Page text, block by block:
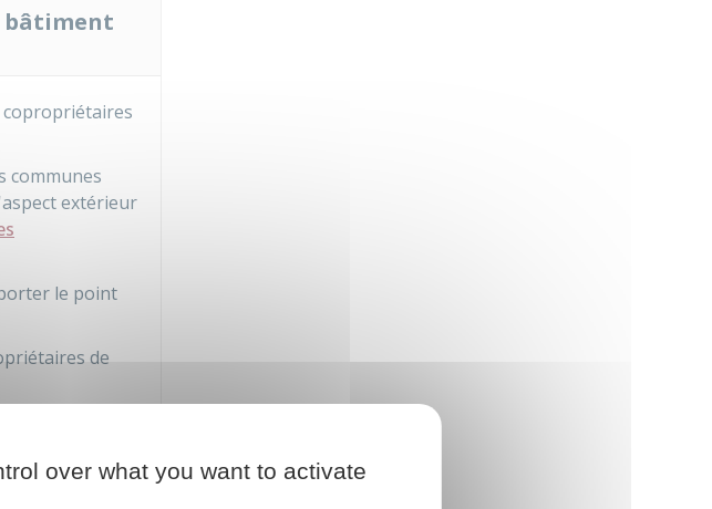
bâtiment
communes
extérieur
le point
de
alimenté par
over what you want to activate